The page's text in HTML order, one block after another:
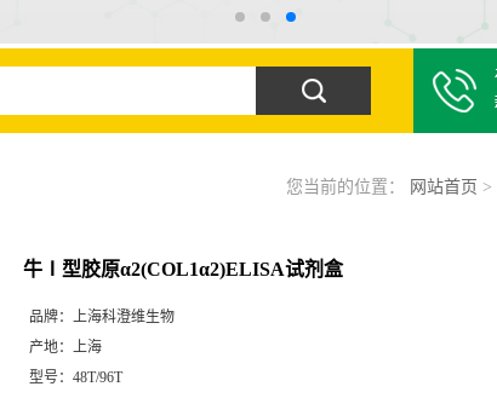
您当前的位置： 网站首页 >
牛Ⅰ型胶原α2(COL1α2)ELISA试剂盒
品牌： 上海科澄维生物
产地： 上海
型号： 48T/96T